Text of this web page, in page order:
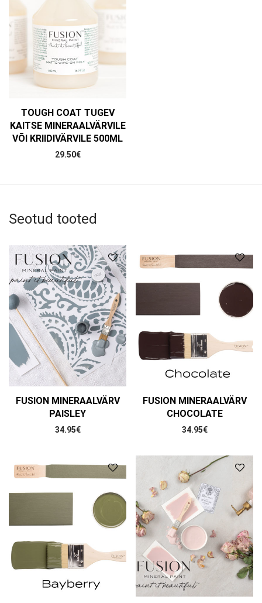
TOUGH COAT TUGEV
KAITSE MINERAALVÄRVILE
VÕI KRIIDIVÄRVILE 500ML
29.50€
Seotud tooted
FUSION MINERAALVÄRV
PAISLEY
34.95€
FUSION MINERAALVÄRV
CHOCOLATE
34.95€